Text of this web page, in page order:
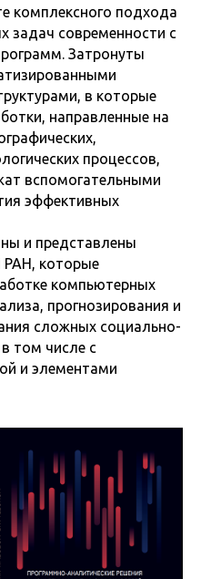
комплексного подхода
задач современности с
Затронуты
в которые
направленные на
процессов,
вспомогательными
эффективных
и представлены
которые
компьютерных
прогнозирования и
сложных социально-
том числе с
и элементами